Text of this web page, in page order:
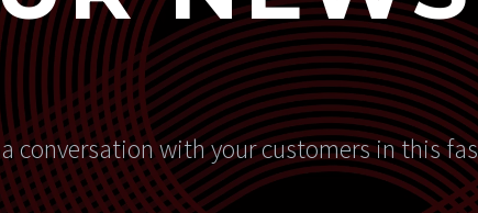
conversation with your customers in this